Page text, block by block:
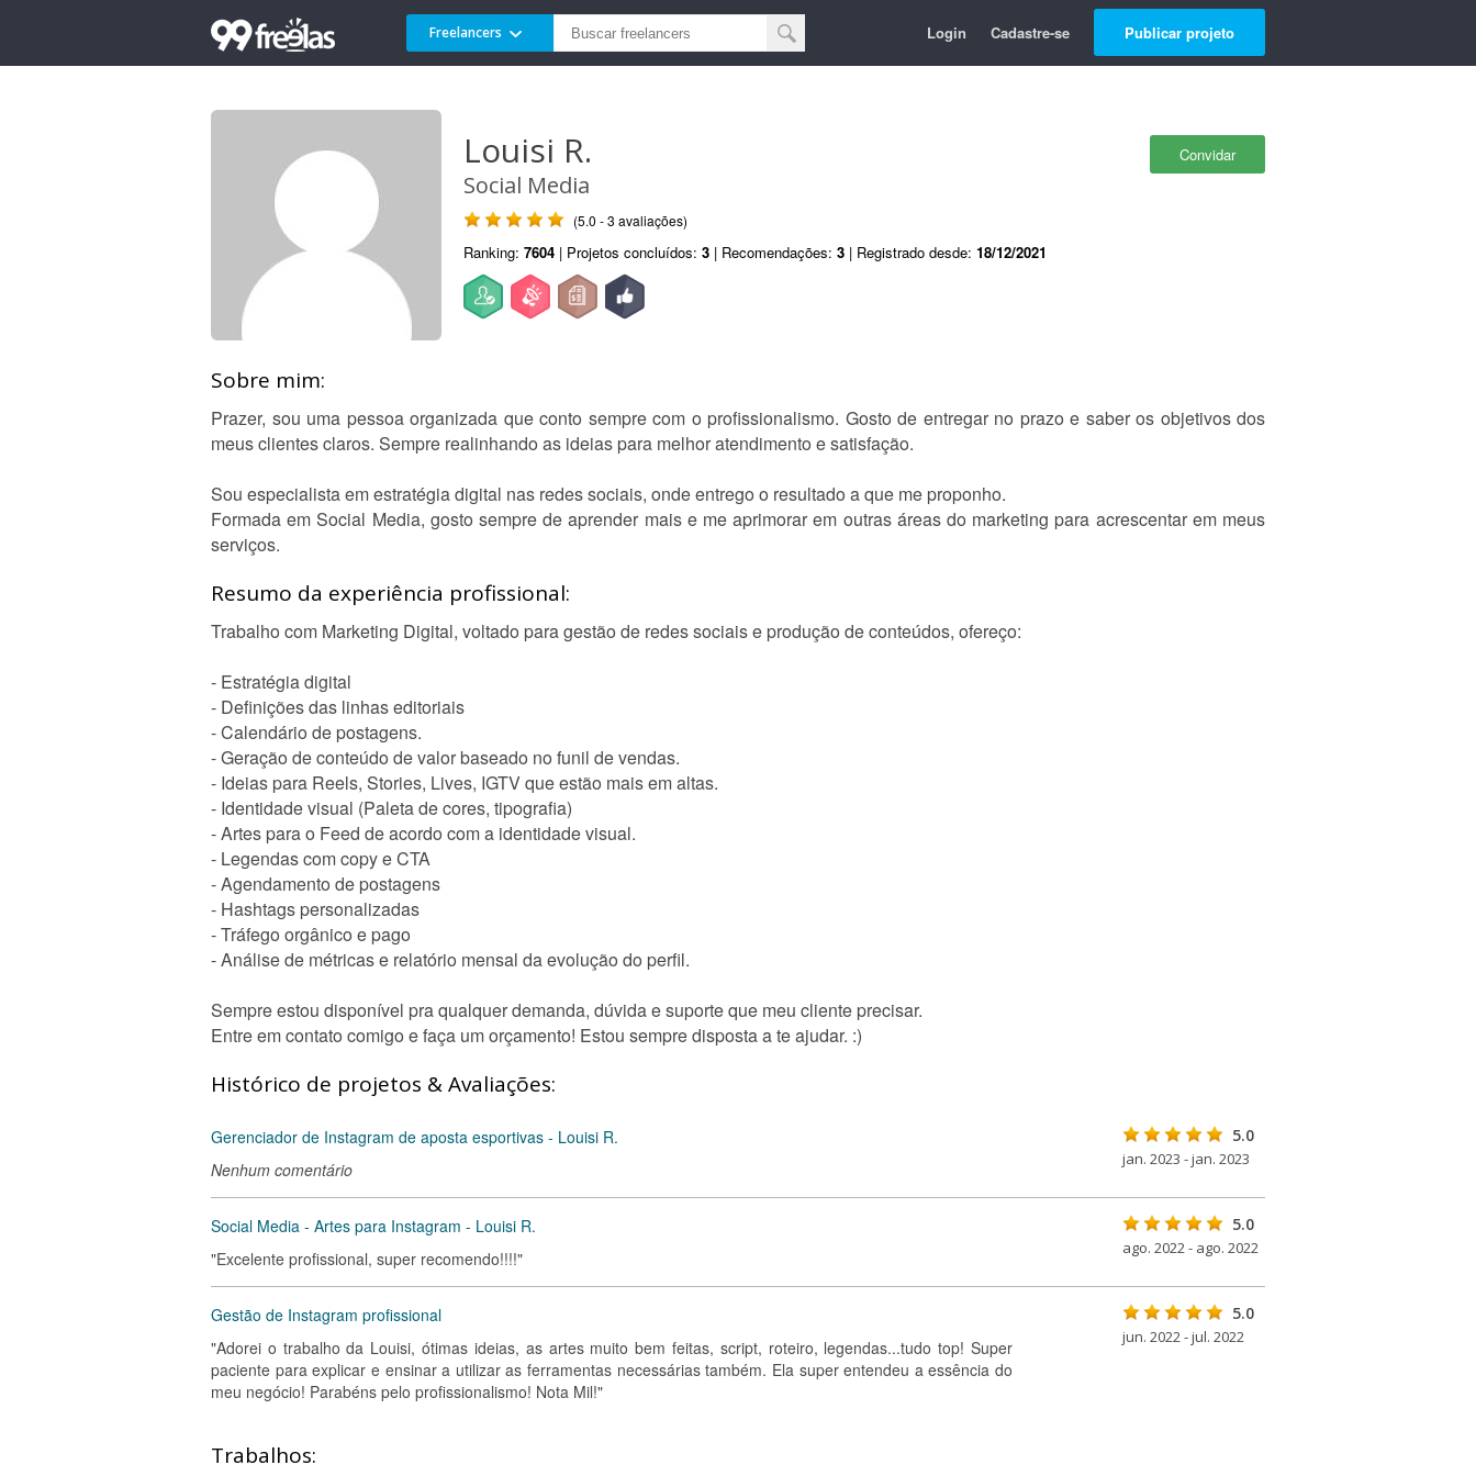
Freelancers Login Cadastre-se Publicar projeto
Convidar
Louisi R.
Social Media
(5.0 - 3 avaliações)
Ranking: 7604 | Projetos concluídos: 3 | Recomendações: 3 | Registrado desde: 18/12/2021
Sobre mim:
Prazer, sou uma pessoa organizada que conto sempre com o profissionalismo. Gosto de entregar no prazo e saber os objetivos dos
meus clientes claros. Sempre realinhando as ideias para melhor atendimento e satisfação.
Sou especialista em estratégia digital nas redes sociais, onde entrego o resultado a que me proponho.
Formada em Social Media, gosto sempre de aprender mais e me aprimorar em outras áreas do marketing para acrescentar em meus
serviços.
Resumo da experiência profissional:
Trabalho com Marketing Digital, voltado para gestão de redes sociais e produção de conteúdos, ofereço:
- Estratégia digital
- Definições das linhas editoriais
- Calendário de postagens.
- Geração de conteúdo de valor baseado no funil de vendas.
- Ideias para Reels, Stories, Lives, IGTV que estão mais em altas.
- Identidade visual (Paleta de cores, tipografia)
- Artes para o Feed de acordo com a identidade visual.
- Legendas com copy e CTA
- Agendamento de postagens
- Hashtags personalizadas
- Tráfego orgânico e pago
- Análise de métricas e relatório mensal da evolução do perfil.
Sempre estou disponível pra qualquer demanda, dúvida e suporte que meu cliente precisar.
Entre em contato comigo e faça um orçamento! Estou sempre disposta a te ajudar. :)
Histórico de projetos & Avaliações:
Gerenciador de Instagram de aposta esportivas - Louisi R.
Nenhum comentário
5.0
jan. 2023 - jan. 2023
Social Media - Artes para Instagram - Louisi R.
"Excelente profissional, super recomendo!!!!"
5.0
ago. 2022 - ago. 2022
Gestão de Instagram profissional
"Adorei o trabalho da Louisi, ótimas ideias, as artes muito bem feitas, script, roteiro, legendas...tudo top! Super
paciente para explicar e ensinar a utilizar as ferramentas necessárias também. Ela super entendeu a essência do
meu negócio! Parabéns pelo profissionalismo! Nota Mil!"
5.0
jun. 2022 - jul. 2022
Trabalhos: